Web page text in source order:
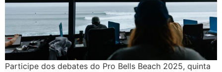
Participe dos debates do Pro Bells Beach 2025, quinta